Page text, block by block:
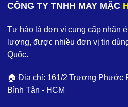
CÔNG TY TNHH MAY MẶC
Tự hào là đơn vị cung cấp nhãn
lượng, được nhiều đơn vị tin
Quốc.
🏠 Địa chỉ: 161/2 Trương Phước
Bình Tân - HCM